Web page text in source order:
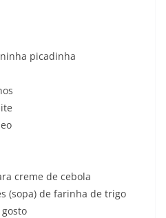
picadinha
creme de cebola
(sopa) de farinha de trigo